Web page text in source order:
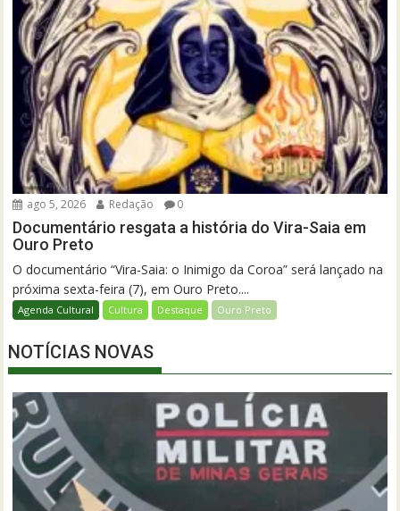
ago 5, 2026 Redação 0
Documentário resgata a história do Vira-Saia em
Ouro Preto
O documentário “Vira-Saia: o Inimigo da Coroa” será lançado na
próxima sexta-feira (7), em Ouro Preto....
Agenda Cultural Cultura Destaque Ouro Preto
NOTÍCIAS NOVAS